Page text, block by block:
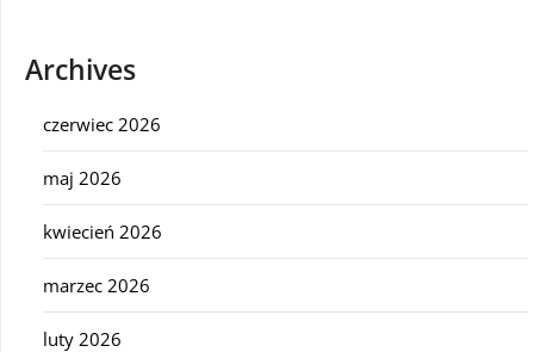
Archives
czerwiec 2026
maj 2026
kwiecień 2026
marzec 2026
luty 2026